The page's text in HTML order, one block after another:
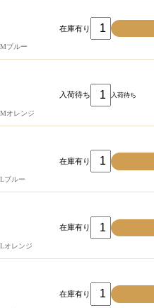
在庫有り
Mブルー
入荷待ち 入荷待ち
Mオレンジ
在庫有り
Lブルー
在庫有り
Lオレンジ
在庫有り